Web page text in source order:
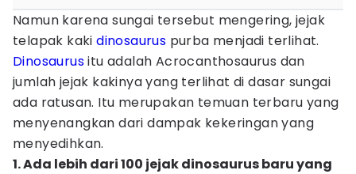
Namun karena sungai tersebut mengering, jejak
telapak kakidinosaurus purba menjadi terlihat.
Dinosaurusitu adalah Acrocanthosaurus dan
jumlah jejak kakinya yang terlihat di dasar sungai
ada ratusan. Itu merupakan temuan terbaru yang
menyenangkan dari dampak kekeringan yang
menyedihkan.
1. Ada lebih dari 100 jejak dinosaurus baru yang